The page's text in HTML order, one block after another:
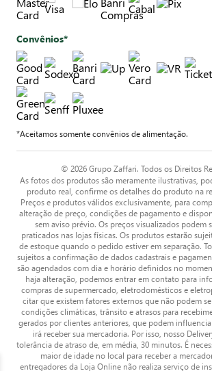
Convênios*
*Aceitamos somente convênios de alimentação.
© 2026 Grupo Zaffari. Todos os Direitos
As fotos dos produtos são meramente ilustrativas,
produto real, confirme os detalhes do produto na
Preços e produtos válidos exclusivamente, para
alteração de preço, condições de pagamento e
sem aviso prévio. Os preços visualizados podem
praticados nas lojas físicas. Os produtos estarão
de estoque quando o pedido estiver em separação.
sujeitos a confirmação de dados cadastrais e
são agendados com dia e horário definidos no
haja alteração, podemos entrar em contato para
compras de supermercado, eletrodomésticos e
citar que existem fatores externos que não podem
condições climáticas, trânsito e atrasos para
gerados por clientes anteriores, que podem
irá receber sua mercadoria. Por isso, nosso
tolerância de atraso de, em média, 30 minutos. É
maior de idade no local para receber a
entregadores da Loja Online não realiza serviço de